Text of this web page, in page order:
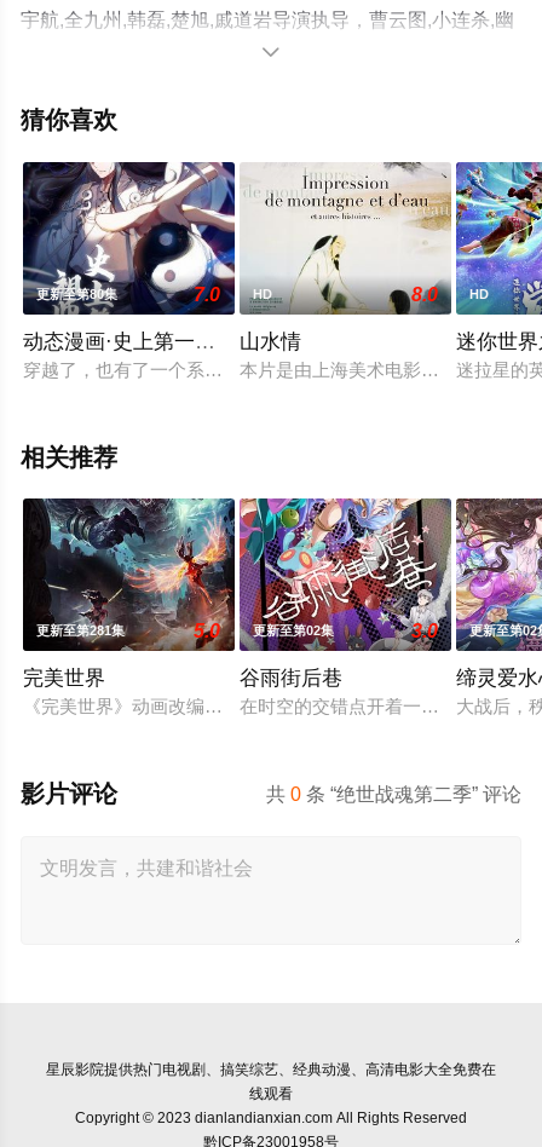
宇航,全九州,韩磊,楚旭,戚道岩导演执导，曹云图,小连杀,幽
舞越山,玥辰,李轻扬,枣儿,夏浚凯,关帅,乔耀辉,刘中正,任景
乔木心,张远韬等明星演员精彩演绎的大陆动漫，更多高清

猜你喜欢
更新至第80集 7.0
动态漫画·史上第一祖师爷
穿越了，也有了一个系统，但林锋压力山大。系统主线任务：
HD 8.0
山水情
本片是由上海美术电影制片厂1988
HD
迷你世
迷拉星的
相关推荐
更新至第281集 5.0
完美世界
《完美世界》动画改编自同名小说。他为修道而生，为应劫而
更新至第02集 3.0
谷雨街后巷
在时空的交错点开着一间酒馆——谷
更新至第02
缔灵爱
大战后，
共0 条 “绝世战魂第二季” 评论
影片评论
星辰影院提供热门电视剧、搞笑综艺、经典动漫、高清电影大全免费在
线观看
Copyright © 2023 dianlandianxian.com All Rights Reserved
黔ICP备23001958号